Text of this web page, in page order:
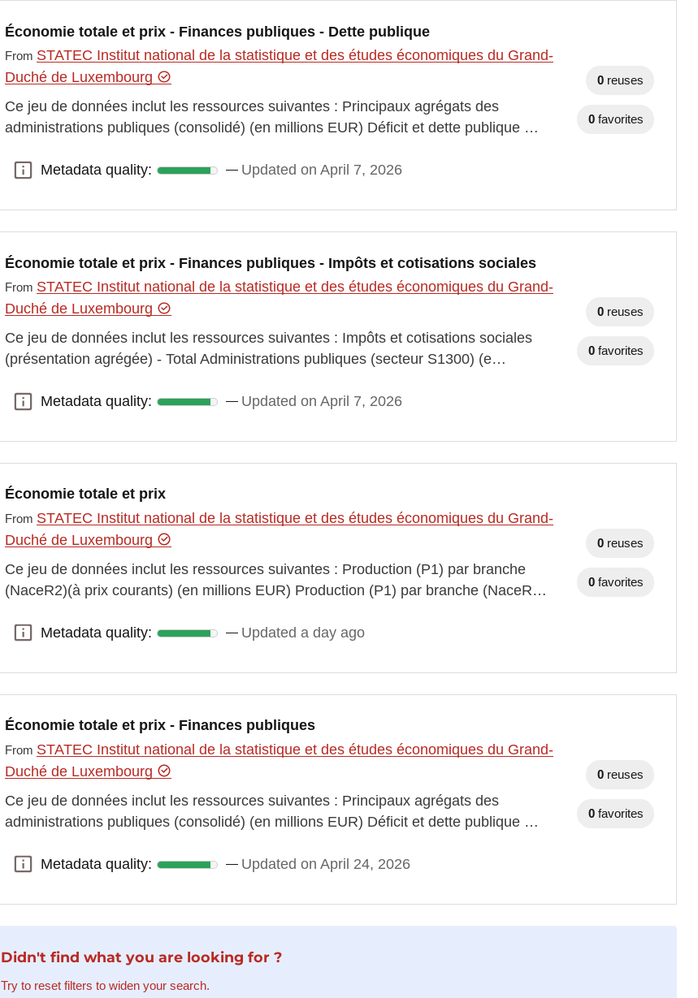
Économie totale et prix - Finances publiques - Dette publique
From STATEC Institut national de la statistique et des études économiques du Grand-
Duché de Luxembourg
Ce jeu de données inclut les ressources suivantes : Principaux agrégats des
administrations publiques (consolidé) (en millions EUR) Déficit et dette publique …
Metadata quality:
Metadata quality: Updated on April 7, 2026
0 reuses
0 favorites
Économie totale et prix - Finances publiques - Impôts et cotisations sociales
From STATEC Institut national de la statistique et des études économiques du Grand-
Duché de Luxembourg
Ce jeu de données inclut les ressources suivantes : Impôts et cotisations sociales
(présentation agrégée) - Total Administrations publiques (secteur S1300) (e…
Metadata quality:
Metadata quality: Updated on April 7, 2026
0 reuses
0 favorites
Économie totale et prix
From STATEC Institut national de la statistique et des études économiques du Grand-
Duché de Luxembourg
Ce jeu de données inclut les ressources suivantes : Production (P1) par branche
(NaceR2)(à prix courants) (en millions EUR) Production (P1) par branche (NaceR…
Metadata quality:
Metadata quality: Updated a day ago
0 reuses
0 favorites
Économie totale et prix - Finances publiques
From STATEC Institut national de la statistique et des études économiques du Grand-
Duché de Luxembourg
Ce jeu de données inclut les ressources suivantes : Principaux agrégats des
administrations publiques (consolidé) (en millions EUR) Déficit et dette publique …
Metadata quality:
Metadata quality: Updated on April 24, 2026
0 reuses
0 favorites
Didn't find what you are looking for ?
Try to reset filters to widen your search.